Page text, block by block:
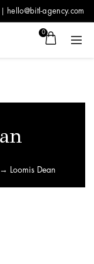
| hello@bitl-agency.com
0
→ Loomis Dean